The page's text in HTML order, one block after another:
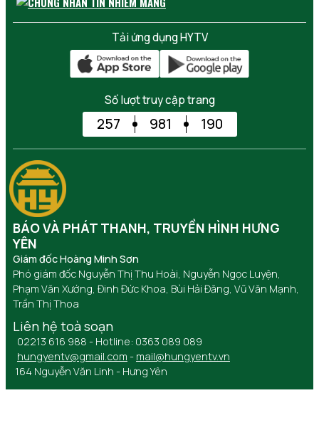
Tải ứng dụng HYTV
Số lượt truy cập trang
257 981 190
BÁO VÀ PHÁT THANH, TRUYỀN HÌNH HƯNG
YÊN
Giám đốc Hoàng Minh Sơn
Phó giám đốc Nguyễn Thị Thu Hoài, Nguyễn Ngọc Luyện,
Phạm Văn Xướng, Đinh Đức Khoa, Bùi Hải Đăng, Vũ Văn Mạnh,
Trần Thị Thoa
Liên hệ toà soạn
02213 616 988 - Hotline: 0363 089 089
hungyentv@gmail.com - mail@hungyentv.vn
164 Nguyễn Văn Linh - Hưng Yên